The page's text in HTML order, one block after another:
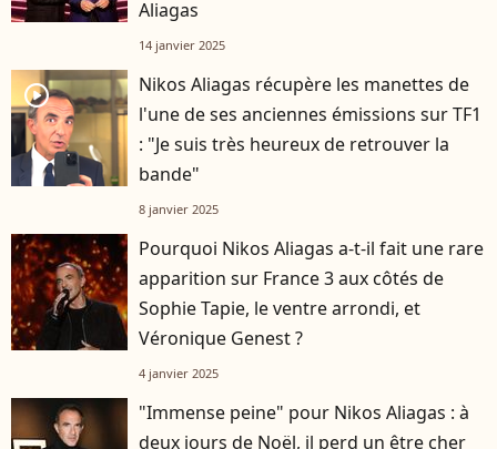
Aliagas
14 janvier 2025
player2
Nikos Aliagas récupère les manettes de
l'une de ses anciennes émissions sur TF1
: "Je suis très heureux de retrouver la
bande"
8 janvier 2025
Pourquoi Nikos Aliagas a-t-il fait une rare
apparition sur France 3 aux côtés de
Sophie Tapie, le ventre arrondi, et
Véronique Genest ?
4 janvier 2025
"Immense peine" pour Nikos Aliagas : à
deux jours de Noël, il perd un être cher